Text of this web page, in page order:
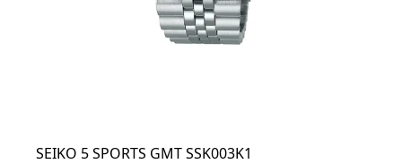
SEIKO 5 SPORTS GMT SSK003K1